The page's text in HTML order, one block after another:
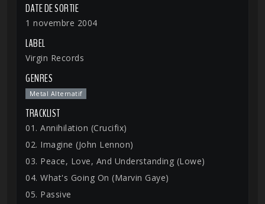
DATE DE SORTIE
1 novembre 2004
LABEL
Virgin Records
GENRES
Metal Alternatif
TRACKLIST
01. Annihilation (Crucifix)
02. Imagine (John Lennon)
03. Peace, Love, And Understanding (Lowe)
04. What's Going On (Marvin Gaye)
05. Passive